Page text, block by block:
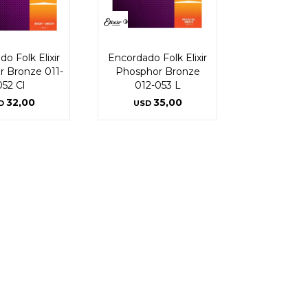
Folk Elixir
Bronze 011-
Cl
32,00
Encordado Folk Elixir
Phosphor Bronze
012-053 L
USD 35,00